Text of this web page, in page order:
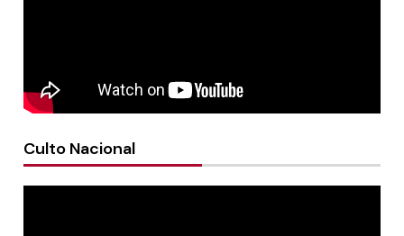
Culto Nacional